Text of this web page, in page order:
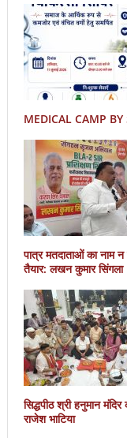
MEDICAL CAMP BY
पात्र मतदाताओं का नाम न
तैयार: लखन कुमार सिंगला
सिद्धपीठ श्री हनुमान
राजेश भाटिया